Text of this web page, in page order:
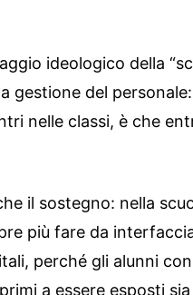
ideologico della
gestione del
nelle classi, è che
il sostegno: nella
più fare da
perché gli alunni
a essere esposti